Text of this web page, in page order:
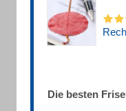
Die besten